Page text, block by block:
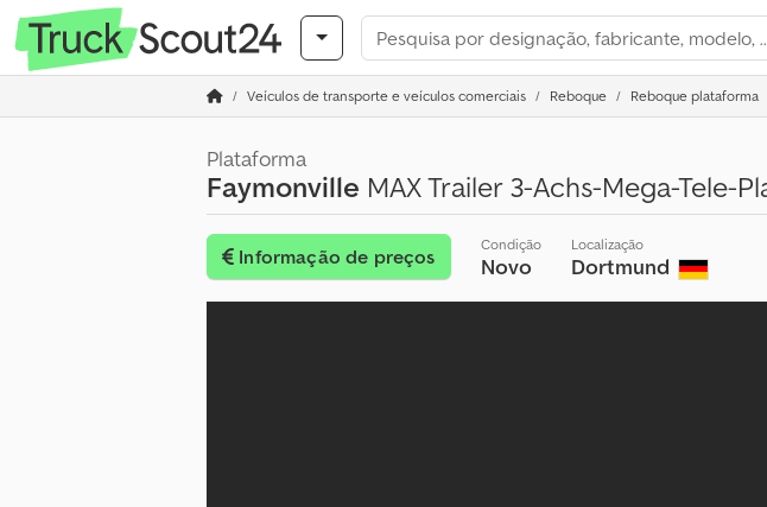
Veículos de transporte e veículos comerciais Reboque Reboque plataforma
Plataforma
Faymonville MAX Trailer 3-Achs-Mega-Tele-
Informação de preços
Condição
Novo
Localização
Dortmund